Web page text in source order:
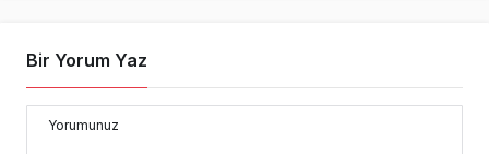
Bir Yorum Yaz
Yorumunuz